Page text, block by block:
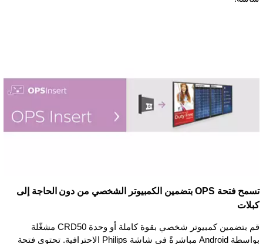
تسمح فتحة OPS بتضمين الكمبيوتر الشخصي من دون الحاجة إلى
كبلات
قم بتضمين كمبيوتر شخصي بقوة كاملة أو وحدة CRD50 مشغّلة
بواسطة Android مباشرةً في شاشة Philips الاحترافية. تحتوي فتحة